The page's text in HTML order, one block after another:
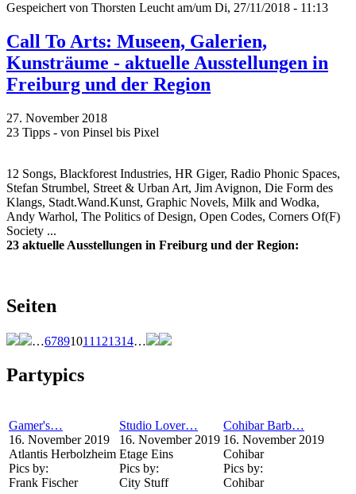
Gespeichert von Thorsten Leucht am/um Di, 27/11/2018 - 11:13
Call To Arts: Museen, Galerien,
Kunsträume - aktuelle Ausstellungen in
Freiburg und der Region
27. November 2018
23 Tipps - von Pinsel bis Pixel
12 Songs, Blackforest Industries, HR Giger, Radio Phonic Spaces,
Stefan Strumbel, Street & Urban Art, Jim Avignon, Die Form des
Klangs, Stadt.Wand.Kunst, Graphic Novels, Milk and Wodka,
Andy Warhol, The Politics of Design, Open Codes, Corners Of(F)
Society ...
23 aktuelle Ausstellungen in Freiburg und der Region:
Seiten
…67891011 121314…
Partypics
Gamer's…
16. November 2019
Atlantis Herbolzheim
Pics by:
Frank Fischer
Studio Lover…
16. November 2019
Etage Eins
Pics by:
City Stuff
Cohibar Barb…
16. November 2019
Cohibar
Pics by:
Cohibar